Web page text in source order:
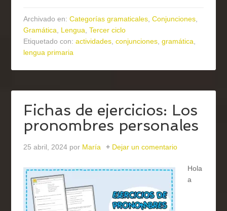
Archivado en:Categorías gramaticales,Conjunciones,
Gramática, Lengua,Tercer ciclo
Etiquetado con:actividades,conjunciones,gramática,
lengua primaria
Fichas de ejercicios: Los
pronombres personales
25 abril, 2024 por María Dejar un comentario
Hola
a